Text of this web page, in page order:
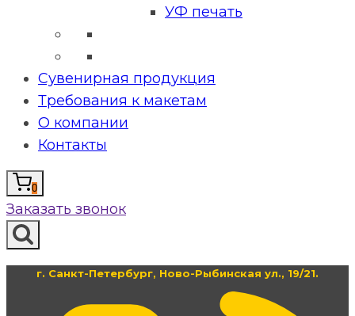
УФ печать
Сувенирная продукция
Требования к макетам
О компании
Контакты
0
Заказать звонок
г. Санкт-Петербург, Ново-Рыбинская ул., 19/21.